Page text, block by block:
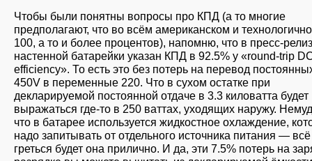
Чтобы были понятны вопросы про КПД (а то многие
предполагают, что во всём американском и
100, а то и более процентов), напомню, что в пресс-
настенной батарейки указан КПД в 92.5% у «round-trip
efficiency». То есть это без потерь на перевод
450V в переменные 220. Что в сухом остатке при
декларируемой постоянной отдаче в 3.3 киловатта будет
выражаться где-то в 250 ваттах, уходящих наружу.
что в батарее используется жидкостное охлаждение,
надо запитывать от отдельного источника питания —
греться будет она прилично. И да, эти 7.5% потерь на